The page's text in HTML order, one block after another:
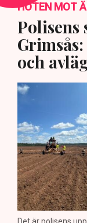
HOTEN MOT
Polisens
och
Det är polisens